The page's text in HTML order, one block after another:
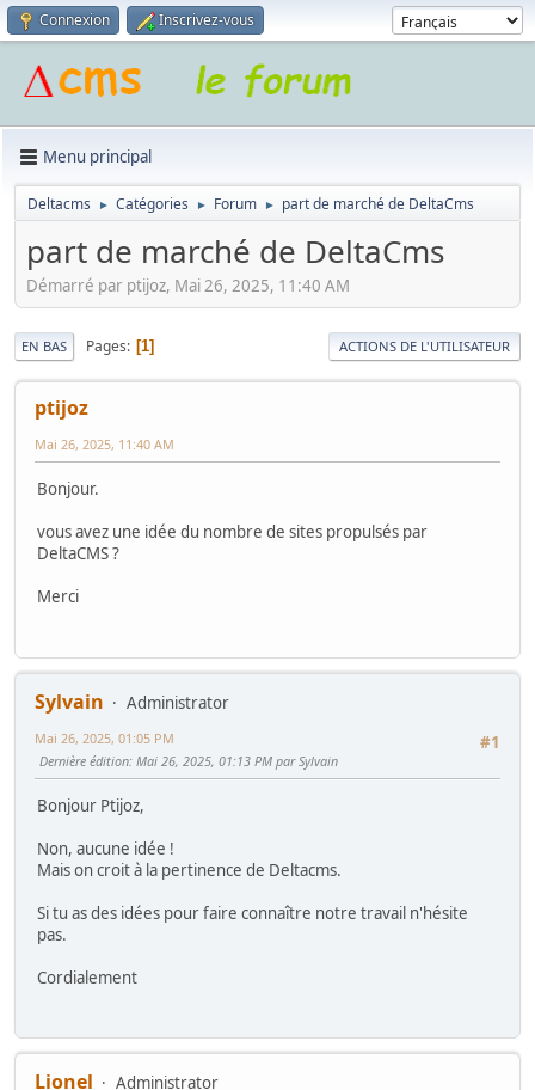
Connexion Inscrivez-vous
Menu principal
Deltacms ► Catégories ► Forum ► part de marché de DeltaCms
part de marché de DeltaCms
Démarré par ptijoz, Mai 26, 2025, 11:40 AM
EN BAS Pages 1 ACTIONS DE L'UTILISATEUR
ptijoz
Mai 26, 2025, 11:40 AM
Bonjour.
vous avez une idée du nombre de sites propulsés par
DeltaCMS ?
Merci
Sylvain
Administrator
#1
Mai 26, 2025, 01:05 PM
Dernière édition: Mai 26, 2025, 01:13 PM par Sylvain
Bonjour Ptijoz,
Non, aucune idée !
Mais on croit à la pertinence de Deltacms.
Si tu as des idées pour faire connaître notre travail n'hésite
pas.
Cordialement
Lionel
Administrator